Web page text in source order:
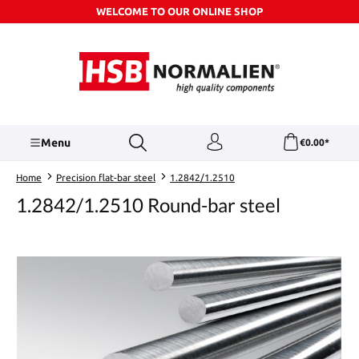
Skip to main contentWELCOME TO OUR ONLINE SHOP
Menu €0.00*
Home Precision flat-bar steel 1.2842/1.2510
1.2842/1.2510 Round-bar steel